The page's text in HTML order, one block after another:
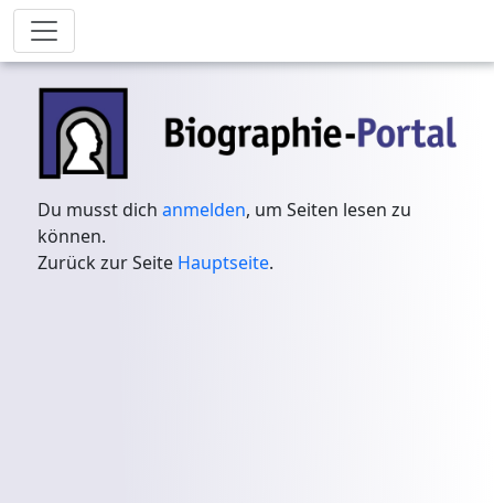
Du musst dichanmelden, um Seiten lesen zu
können.
Zurück zur Seite Hauptseite.